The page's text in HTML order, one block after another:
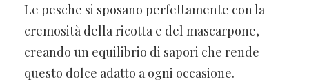
Le pesche si sposano perfettamente con la
cremosità della ricotta e del mascarpone,
creando un equilibrio di sapori che rende
questo dolce adatto a ogni occasione.